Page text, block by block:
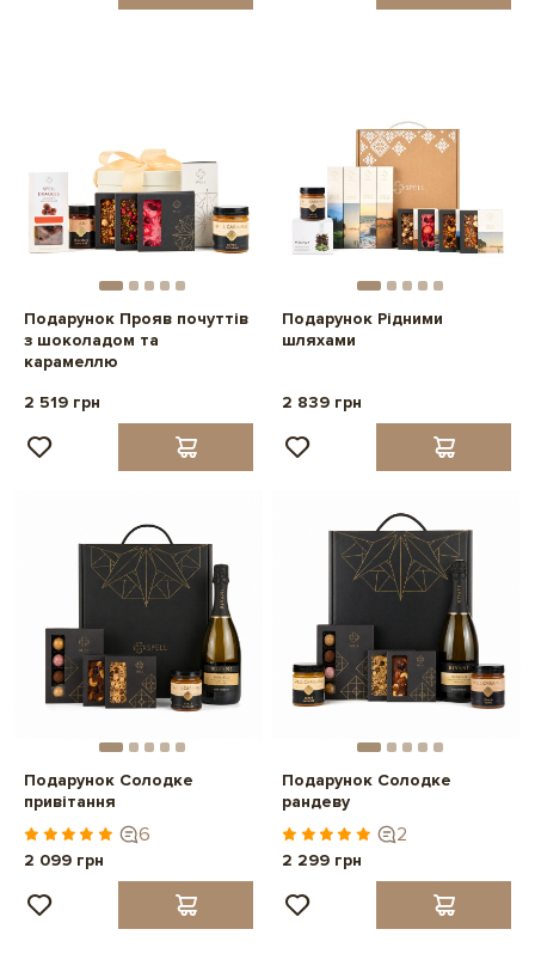
Подарунок Прояв почуттів
з шоколадом та
карамеллю
2 519 грн
Подарунок Рідними
шляхами
2 839 грн
Подарунок Солодке
привітання
6
2 099 грн
Подарунок Солодке
рандеву
2
2 299 грн